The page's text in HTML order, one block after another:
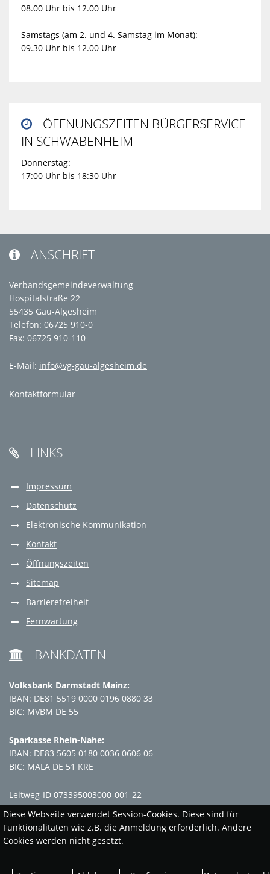
08.00 Uhr bis 12.00 Uhr
Samstags (am 2. und 4. Samstag im Monat):
09.30 Uhr bis 12.00 Uhr

ÖFFNUNGSZEITEN BÜRGERSERVICE
IN SCHWABENHEIM
Donnerstag:
17:00 Uhr bis 18:30 Uhr
 ANSCHRIFT
Verbandsgemeindeverwaltung
Hospitalstraße 22
55435 Gau-Algesheim
Telefon: 06725 910-0
Fax: 06725 910-110
E-Mail: info@vg-gau-algesheim.de
Kontaktformular
 LINKS
Impressum
Datenschutz
Elektronische Kommunikation
Kontakt
Öffnungszeiten
Sitemap
Barrierefreiheit
Fernwartung
 BANKDATEN
Volksbank Darmstadt Mainz:
IBAN: DE81 5519 0000 0196 0880 33
BIC: MVBM DE 55
Sparkasse Rhein-Nahe:
IBAN: DE83 5605 0180 0036 0606 06
BIC: MALA DE 51 KRE
Leitweg-ID 073395003000-001-22
Diese Webseite verwendet Session-Cookies. Diese sind für
Funktionalitäten wie z.B. die Anmeldung erforderlich. Andere
Cookies werden nicht gesetzt.